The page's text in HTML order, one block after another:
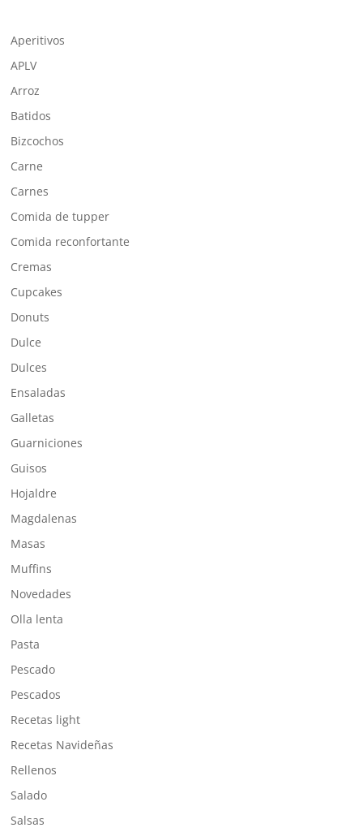
Aperitivos
APLV
Arroz
Batidos
Bizcochos
Carne
Carnes
Comida de tupper
Comida reconfortante
Cremas
Cupcakes
Donuts
Dulce
Dulces
Ensaladas
Galletas
Guarniciones
Guisos
Hojaldre
Magdalenas
Masas
Muffins
Novedades
Olla lenta
Pasta
Pescado
Pescados
Recetas light
Recetas Navideñas
Rellenos
Salado
Salsas